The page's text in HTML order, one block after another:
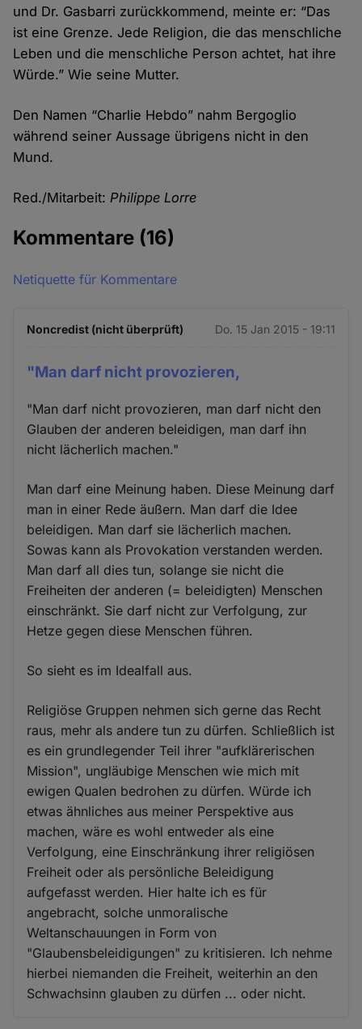
und Dr. Gasbarri zurückkommend, meinte er: “Das
ist eine Grenze. Jede Religion, die das menschliche
Leben und die menschliche Person achtet, hat ihre
Würde.” Wie seine Mutter.
Den Namen “Charlie Hebdo” nahm Bergoglio
während seiner Aussage übrigens nicht in den
Mund.
Red./Mitarbeit:Philippe Lorre
Kommentare (16)
Netiquette für Kommentare
Noncredist (nicht überprüft) Do. 15 Jan 2015 - 19:11
"Man darf nicht provozieren,
"Man darf nicht provozieren, man darf nicht den
Glauben der anderen beleidigen, man darf ihn
nicht lächerlich machen."
Man darf eine Meinung haben. Diese Meinung darf
man in einer Rede äußern. Man darf die Idee
beleidigen. Man darf sie lächerlich machen.
Sowas kann als Provokation verstanden werden.
Man darf all dies tun, solange sie nicht die
Freiheiten der anderen (= beleidigten) Menschen
einschränkt. Sie darf nicht zur Verfolgung, zur
Hetze gegen diese Menschen führen.
So sieht es im Idealfall aus.
Religiöse Gruppen nehmen sich gerne das Recht
raus, mehr als andere tun zu dürfen. Schließlich ist
es ein grundlegender Teil ihrer "aufklärerischen
Mission", ungläubige Menschen wie mich mit
ewigen Qualen bedrohen zu dürfen. Würde ich
etwas ähnliches aus meiner Perspektive aus
machen, wäre es wohl entweder als eine
Verfolgung, eine Einschränkung ihrer religiösen
Freiheit oder als persönliche Beleidigung
aufgefasst werden. Hier halte ich es für
angebracht, solche unmoralische
Weltanschauungen in Form von
"Glaubensbeleidigungen" zu kritisieren. Ich nehme
hierbei niemanden die Freiheit, weiterhin an den
Schwachsinn glauben zu dürfen ... oder nicht.